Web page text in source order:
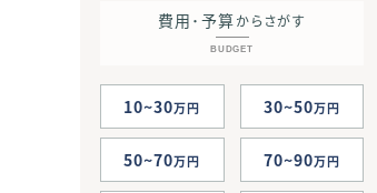
費用･予算からさがす
BUDGET
10~30万円 30~50万円
50~70万円 70~90万円